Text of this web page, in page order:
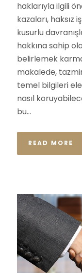
haklarıyla ilgili
kazaları, haksız
kusurlu
hakkına sahip
belirlemek
makalede,
temel bilgileri ele
nasıl
bu...
READ MORE